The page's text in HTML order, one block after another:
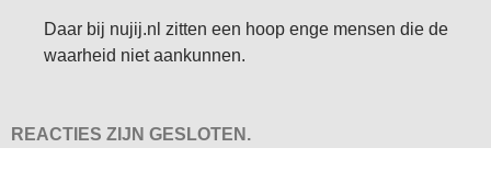
Daar bij nujij.nl zitten een hoop enge mensen die de
waarheid niet aankunnen.
REACTIES ZIJN GESLOTEN.